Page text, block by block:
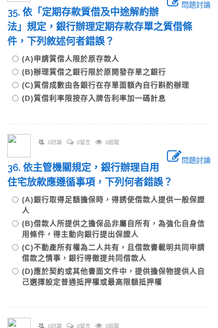
問題討論
35. 依「定期存款質借及中途解約辦
法」規定，銀行辦理定期存款存單之質借條
件，下列敘述何者錯誤？
(A)申請質借人限於原存款人
(B)辦理質借之銀行限於原開發存單之銀行
(C)質借成數由各銀行在存單面額內自行斟酌辦理
(D)質借利率限按存入牌告利率加一碼計息
0討論 0留言 0追蹤
問題討論
36. 依主管機關規定，銀行辦理自用
住宅放款應遵循事項，下列何者錯誤？
(A)銀行取得足額擔保時，得誘使借款人提供一般保證
人
(B)借款人所提供之擔保品非屬自所有，為強化自身信
用條件，得主動向銀行提出保證人
(C)不動產所有權為二人共有，且借款書載明共同申請
借款之情事，銀行得徵提共同借款人
(D)應於契約或其他書面文件中，提供擔保物提供人自
己選擇設定普通抵押權或最高限額抵押權
0討論 0留言 0追蹤